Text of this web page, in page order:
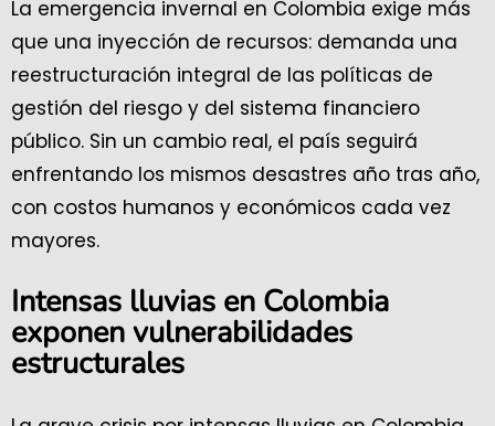
La emergencia invernal en Colombia exige más
que una inyección de recursos: demanda una
reestructuración integral de las políticas de
gestión del riesgo y del sistema financiero
público. Sin un cambio real, el país seguirá
enfrentando los mismos desastres año tras año,
con costos humanos y económicos cada vez
mayores.
Intensas lluvias en Colombia
exponen vulnerabilidades
estructurales